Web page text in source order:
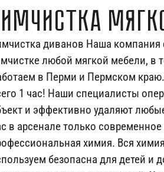
диванов Наша компания
любой мягкой мебели, в
в Перми и Пермском
1 час! Наши специалисты
и эффективно удаляют
в арсенале только
химия. Вся
безопасна для детей и